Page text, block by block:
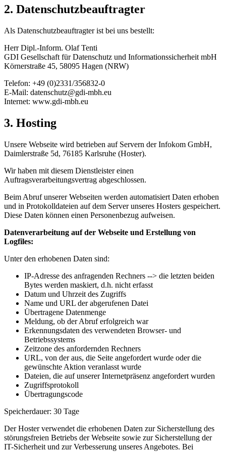
2. Datenschutzbeauftragter
Als Datenschutzbeauftragter ist bei uns bestellt:
Herr Dipl.-Inform. Olaf Tenti
GDI Gesellschaft für Datenschutz und Informationssicherheit mbH
Körnerstraße 45, 58095 Hagen (NRW)
Telefon: +49 (0)2331/356832-0
E-Mail: datenschutz@gdi-mbh.eu
Internet: www.gdi-mbh.eu
3. Hosting
Unsere Webseite wird betrieben auf Servern der Infokom GmbH,
Daimlerstraße 5d, 76185 Karlsruhe (Hoster).
Wir haben mit diesem Dienstleister einen
Auftragsverarbeitungsvertrag abgeschlossen.
Beim Abruf unserer Webseiten werden automatisiert Daten erhoben
und in Protokolldateien auf dem Server unseres Hosters gespeichert.
Diese Daten können einen Personenbezug aufweisen.
Datenverarbeitung auf der Webseite und Erstellung von
Logfiles:
Unter den erhobenen Daten sind:
IP-Adresse des anfragenden Rechners --> die letzten beiden
Bytes werden maskiert, d.h. nicht erfasst
Datum und Uhrzeit des Zugriffs
Name und URL der abgerufenen Datei
Übertragene Datenmenge
Meldung, ob der Abruf erfolgreich war
Erkennungsdaten des verwendeten Browser- und
Betriebssystems
Zeitzone des anfordernden Rechners
URL, von der aus, die Seite angefordert wurde oder die
gewünschte Aktion veranlasst wurde
Dateien, die auf unserer Internetpräsenz angefordert wurden
Zugriffsprotokoll
Übertragungscode
Speicherdauer: 30 Tage
Der Hoster verwendet die erhobenen Daten zur Sicherstellung des
störungsfreien Betriebs der Webseite sowie zur Sicherstellung der
IT-Sicherheit und zur Verbesserung unseres Angebotes. Bei